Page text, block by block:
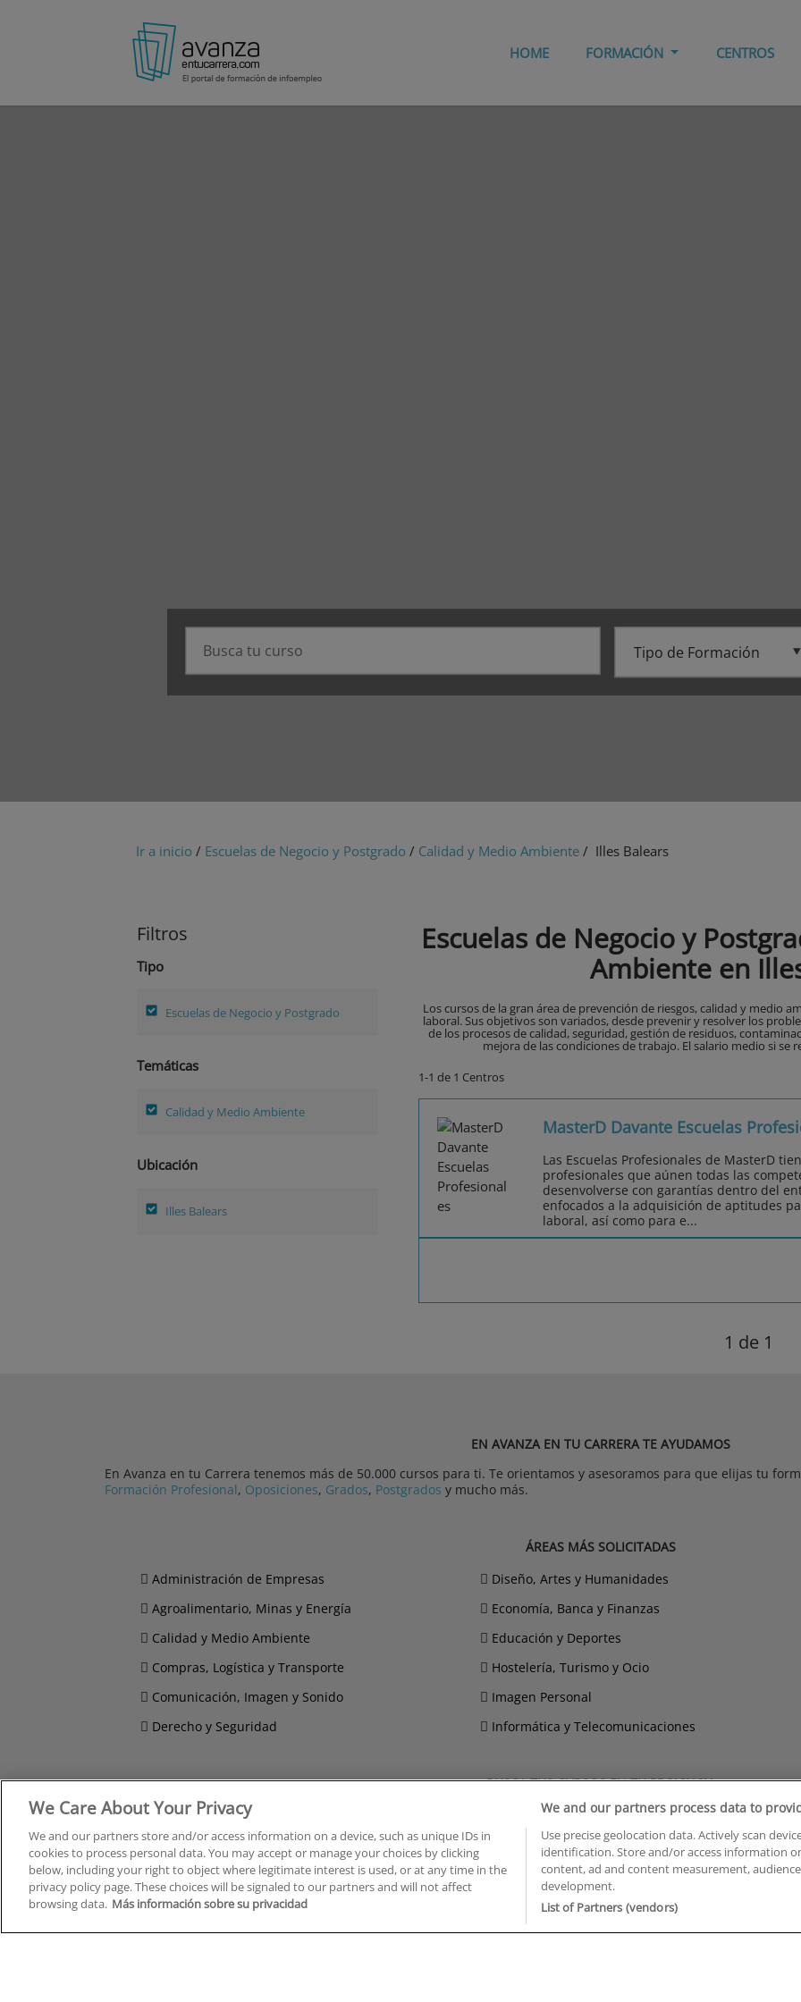
HOME FORMACIÓN CENTROS
Ir a inicio / Escuelas de Negocio y Postgrado / Calidad y Medio Ambiente / Illes Balears
Filtros
Tipo
Escuelas de Negocio y Postgrado
Temáticas
Calidad y Medio Ambiente
Ubicación
Illes Balears
Escuelas de Negocio y
Ambiente en
Los cursos de la gran área de prevención de riesgos, calidad y medio
laboral. Sus objetivos son variados, desde prevenir y resolver los
de los procesos de calidad, seguridad, gestión de residuos,
mejora de las condiciones de trabajo. El salario medio si se
1-1 de 1 Centros
MasterD Davante Escuelas
Las Escuelas Profesionales de MasterD
profesionales que aúnen todas las
desenvolverse con garantías dentro del
enfocados a la adquisición de aptitudes
laboral, así como para e...
1 de 1
EN AVANZA EN TU CARRERA TE AYUDAMOS
En Avanza en tu Carrera tenemos más de 50.000 cursos para ti. Te orientamos y asesoramos para que elijas tu
Formación Profesional, Oposiciones, Grados, Postgrados y mucho más.
ÁREAS MÁS SOLICITADAS
Administración de Empresas
Agroalimentario, Minas y Energía
Calidad y Medio Ambiente
Compras, Logística y Transporte
Comunicación, Imagen y Sonido
Derecho y Seguridad
Diseño, Artes y Humanidades
Economía, Banca y Finanzas
Educación y Deportes
Hostelería, Turismo y Ocio
Imagen Personal
Informática y Telecomunicaciones
BUSCA TUS CURSOS EN TU PROVINCIA
Cursos en A Coruña
Cursos en Albacete
Cursos en Alicante
Cursos en Almería
Cursos en Araba/Álava
Cursos en Badajoz
Cursos en Ciudad Real
Cursos en Cáceres
Cursos en Cádiz
Cursos en Córdoba
Cursos en Girona
Cursos en La Rioja
Cursos en Las Palmas
Cursos en León
Cursos en Lleida
Cursos en Madrid
Cursos en Murcia
Cursos en Málaga
We Care About Your Privacy
We and our partners store and/or access information on a device, such as unique IDs in
cookies to process personal data. You may accept or manage your choices by clicking
below, including your right to object where legitimate interest is used, or at any time in the
privacy policy page. These choices will be signaled to our partners and will not affect
browsing data. Más información sobre su privacidad
We and our partners process data to
Use precise geolocation data. Actively scan
identification. Store and/or access information
content, ad and content measurement,
development.
List of Partners (vendors)